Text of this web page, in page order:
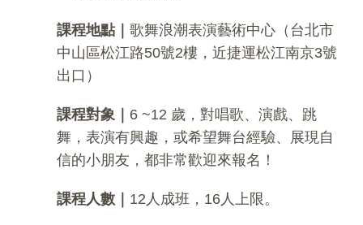
課程地點｜ 歌舞浪潮表演藝術中心（台北市
中山區松江路50號2樓，近捷運松江南京3號
出口）
課程對象
6 ~12 歲，對唱歌、演戲、跳
舞，表演有興趣，或希望舞台經驗、展現自
信的小朋友，都非常歡迎來報名！
課程人數｜ 12人成班，16人上限。